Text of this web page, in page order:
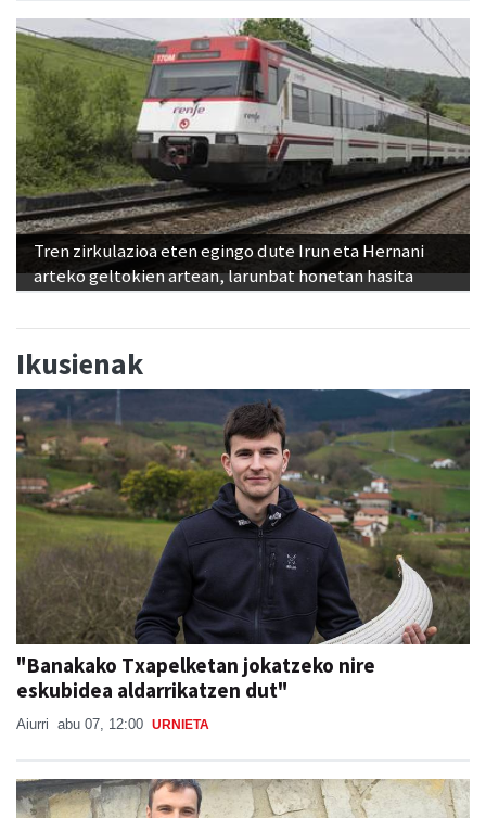
Tren zirkulazioa eten egingo dute Irun eta Hernani
arteko geltokien artean, larunbat honetan hasita
Ikusienak
"Banakako Txapelketan jokatzeko nire
eskubidea aldarrikatzen dut"
Aiurri abu 07, 12:00 URNIETA